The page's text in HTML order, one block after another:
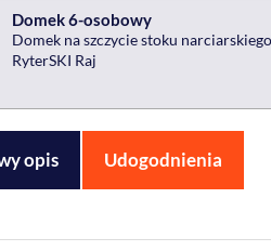
Domek 6-osobowy
Domek na szczycie stoku narciarskiego
RyterSKI Raj
opis Udogodnienia